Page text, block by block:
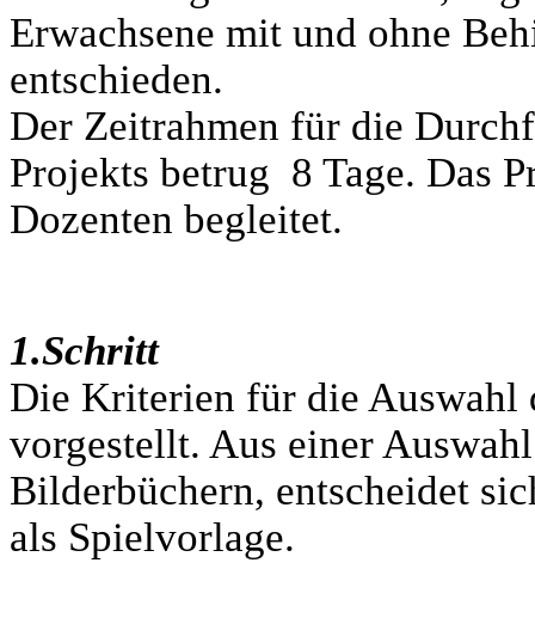
Erwachsene mit und ohne
entschieden.
Der Zeitrahmen für die
Projekts betrug 8 Tage. Das
Dozenten begleitet.
1.Schritt
Die Kriterien für die Auswahl
vorgestellt. Aus einer
Bilderbüchern, entscheidet
als Spielvorlage.